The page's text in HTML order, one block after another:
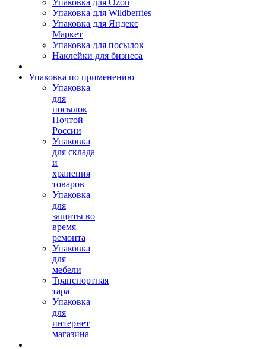
Упаковка для Wildberries
Упаковка для Яндекс
Маркет
Упаковка для посылок
Наклейки для бизнеса
Упаковка по применению
Упаковка
для
посылок
Почтой
России
Упаковка
для склада
и
хранения
товаров
Упаковка
для
защиты во
время
ремонта
Упаковка
для
мебели
Транспортная
тара
Упаковка
для
интернет
магазина